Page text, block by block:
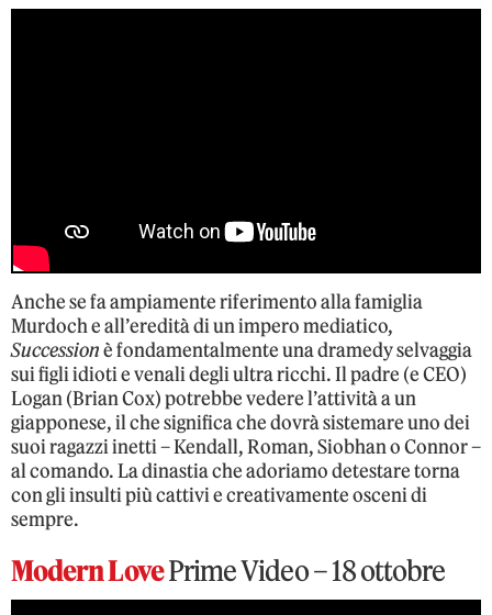
Anche se fa ampiamente riferimento alla famiglia
Murdoch e all’eredità di un impero mediatico,
Successionè fondamentalmente una dramedy selvaggia
sui figli idioti e venali degli ultra ricchi. Il padre (e CEO)
Logan (Brian Cox) potrebbe vedere l’attività a un
giapponese, il che significa che dovrà sistemare uno dei
suoi ragazzi inetti – Kendall, Roman, Siobhan o Connor –
al comando. La dinastia che adoriamo detestare torna
con gli insulti più cattivi e creativamente osceni di
sempre.
Modern LovePrime Video – 18 ottobre